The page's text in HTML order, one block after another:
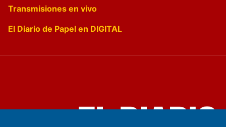
Transmisiones en vivo
El Diario de Papel en DIGITAL